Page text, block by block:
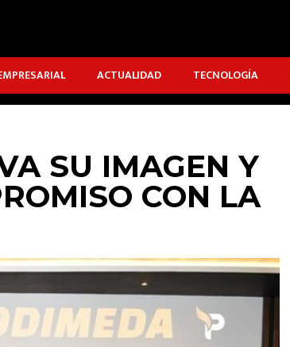
ACTUALIDAD TECNOLOGÍA
SU IMAGEN Y
CON LA